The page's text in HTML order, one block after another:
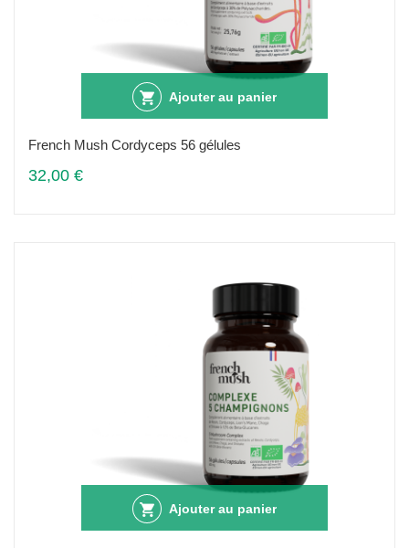
Ajouter au panier
French Mush Cordyceps 56 gélules
32,00 €
Ajouter au panier